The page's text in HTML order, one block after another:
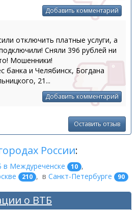
Добавить комментарий
отключить платные услуги, а
Сняли 396 рублей ни
Мошенники!
банка и Челябинск, Богдана
21...
Добавить комментарий
Оставить отзыв
России:
в Междуреченске 10 ,
210 , в Санкт-Петербурге 90
о ВТБ